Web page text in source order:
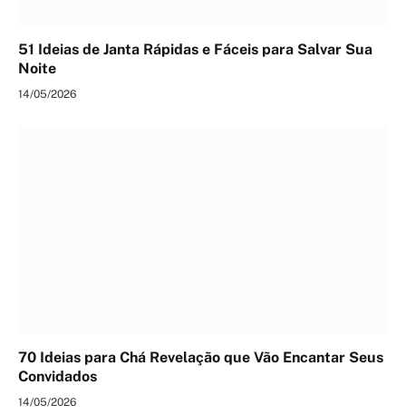
51 Ideias de Janta Rápidas e Fáceis para Salvar Sua
Noite
14/05/2026
70 Ideias para Chá Revelação que Vão Encantar Seus
Convidados
14/05/2026